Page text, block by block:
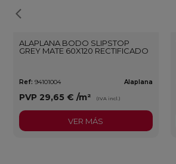
ALAPLANA BODO SLIPSTOP
GREY MATE 60X120 RECTIFICADO
Ref: 94101004 Alaplana
PVP 29,65 € /m² (IVA incl.)
VER MÁS